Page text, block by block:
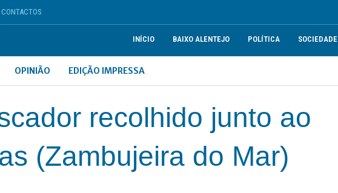
CONTACTOS
INÍCIO BAIXO ALENTEJO POLÍTICA SOCIEDADE
OPINIÃO EDIÇÃO IMPRESSA
recolhido junto ao
(Zambujeira do Mar)